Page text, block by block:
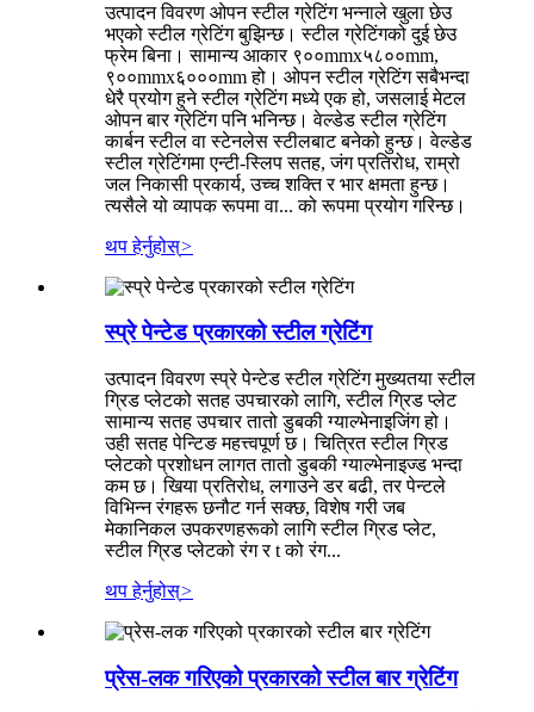
उत्पादन विवरण ओपन स्टील ग्रेटिंग भन्नाले खुला छेउ
भएको स्टील ग्रेटिंग बुझिन्छ। स्टील ग्रेटिंगको दुई छेउ
फ्रेम बिना। सामान्य आकार ९००mmx५८००mm,
९००mmx६०००mm हो। ओपन स्टील ग्रेटिंग सबैभन्दा
धेरै प्रयोग हुने स्टील ग्रेटिंग मध्ये एक हो, जसलाई मेटल
ओपन बार ग्रेटिंग पनि भनिन्छ। वेल्डेड स्टील ग्रेटिंग
कार्बन स्टील वा स्टेनलेस स्टीलबाट बनेको हुन्छ। वेल्डेड
स्टील ग्रेटिंगमा एन्टी-स्लिप सतह, जंग प्रतिरोध, राम्रो
जल निकासी प्रकार्य, उच्च शक्ति र भार क्षमता हुन्छ।
त्यसैले यो व्यापक रूपमा वा... को रूपमा प्रयोग गरिन्छ।
थप हेर्नुहोस्>
स्प्रे पेन्टेड प्रकारको स्टील ग्रेटिंग
उत्पादन विवरण स्प्रे पेन्टेड स्टील ग्रेटिंग मुख्यतया स्टील
ग्रिड प्लेटको सतह उपचारको लागि, स्टील ग्रिड प्लेट
सामान्य सतह उपचार तातो डुबकी ग्याल्भेनाइजिंग हो।
उही सतह पेन्टिङ महत्त्वपूर्ण छ। चित्रित स्टील ग्रिड
प्लेटको प्रशोधन लागत तातो डुबकी ग्याल्भेनाइज्ड भन्दा
कम छ। खिया प्रतिरोध, लगाउने डर बढी, तर पेन्टले
विभिन्न रंगहरू छनौट गर्न सक्छ, विशेष गरी जब
मेकानिकल उपकरणहरूको लागि स्टील ग्रिड प्लेट,
स्टील ग्रिड प्लेटको रंग र t को रंग...
थप हेर्नुहोस्>
प्रेस-लक गरिएको प्रकारको स्टील बार ग्रेटिंग